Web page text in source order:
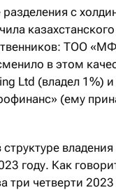
с
ТОО
в этом
Ltd (владел 1%)
(ему
владения
году. Как
три четверти